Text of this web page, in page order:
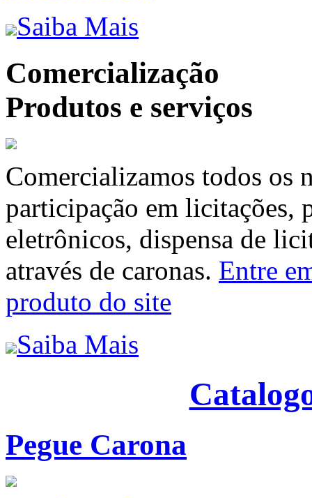
Saiba Mais
Comercialização
Produtos e serviços
Comercializamos todos os
participação em licitações,
eletrônicos, dispensa de
através de caronas. Entre
produto do site
Saiba Mais
Pegue Carona